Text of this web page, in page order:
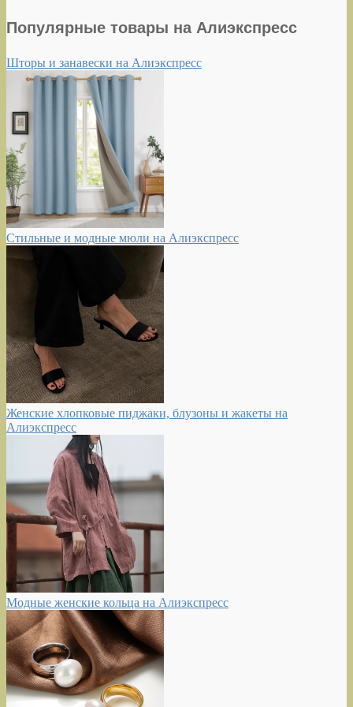
Популярные товары на Алиэкспресс
Шторы и занавески на Алиэкспресс
Стильные и модные мюли на Алиэкспресс
Женские хлопковые пиджаки, блузоны и жакеты на
Алиэкспресс
Модные женские кольца на Алиэкспресс